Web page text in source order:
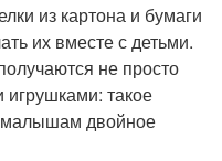
из картона и бумаги
их вместе с детьми.
не просто
такое
малышам двойное